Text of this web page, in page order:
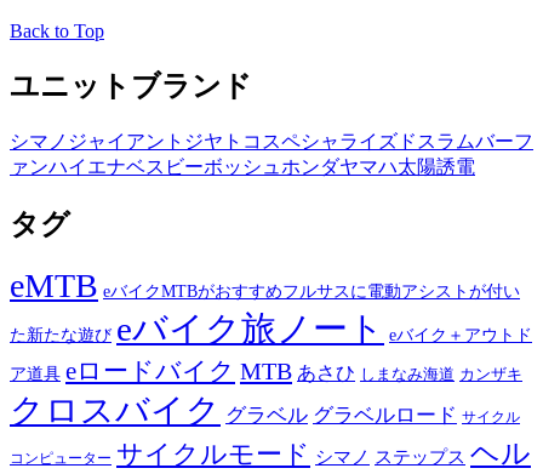
Back to Top
ユニットブランド
シマノ ジャイアント ジヤトコ スペシャライズド スラムバーフ
ァンハイエナベスビーボッシュ ホンダヤマハ太陽誘電
タグ
eMTB eバイクMTBがおすすめフルサスに電動アシストが付い
た新たな遊び eバイク旅ノート
eバイク＋アウトド
ア道具 eロードバイク MTB あさひ しまなみ海道 カンザキ
クロスバイク グラベル グラベルロード サイクル
コンピューター サイクルモード シマノ ステップス ヘル